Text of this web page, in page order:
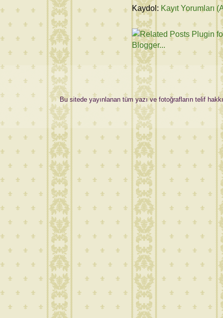
Kaydol: Kayıt Yorumları
Bu sitede yayınlanan tüm yazı ve fotoğrafların telif